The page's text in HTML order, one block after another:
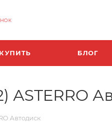
БЛОГ
ASTERRO
Автодиск